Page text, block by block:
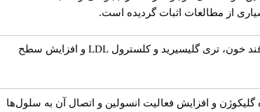
از مطالعات اثبات گردیده است.
(GTF)، ترکیب حاوی شکل بیولوژیکی فعال کروم است. طبق بررسی‌‎های صورت گرفته GTF باعث کاهش قند خون، تری گلیسیرید و کلسترول LDL و افزایش سطح
و افزایش فعالیت انسولین و اتصال آن به سلول‌ها